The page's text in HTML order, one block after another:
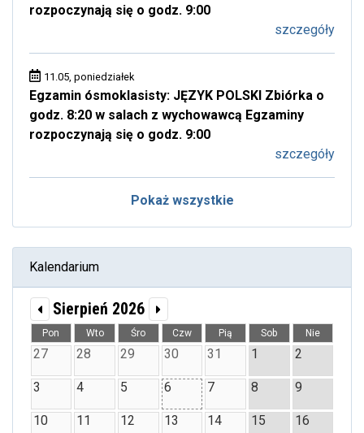
rozpoczynają się o godz. 9:00
szczegóły
11.05, poniedziałek
Egzamin ósmoklasisty: JĘZYK POLSKI Zbiórka o
godz. 8:20 w salach z wychowawcą Egzaminy
rozpoczynają się o godz. 9:00
szczegóły
Pokaż wszystkie
Kalendarium
Sierpień 2026
Pon Wto Śro Czw Pią Sob Nie
27 28 29 30 31 1 2
3 4 5 6 7 8 9
10 11 12 13 14 15 16